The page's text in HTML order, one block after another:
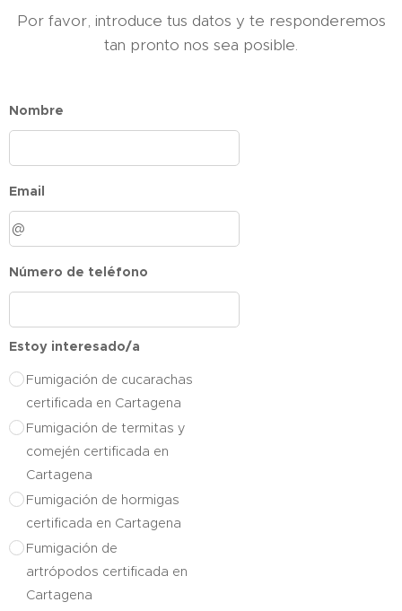
Por favor, introduce tus datos y te responderemos
tan pronto nos sea posible.
Nombre
Email
Número de teléfono
Estoy interesado/a
Fumigación de cucarachas
certificada en Cartagena
Fumigación de termitas y
comején certificada en
Cartagena
Fumigación de hormigas
certificada en Cartagena
Fumigación de
artrópodos certificada en
Cartagena